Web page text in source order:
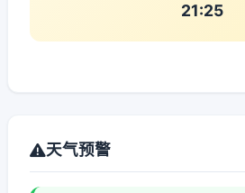
21:25
天气预警